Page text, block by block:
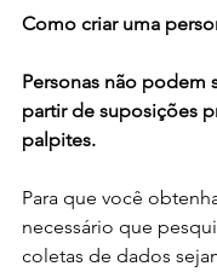
Como criar uma
Personas não podem
partir de suposições
palpites.
Para que você
necessário que
coletas de dados